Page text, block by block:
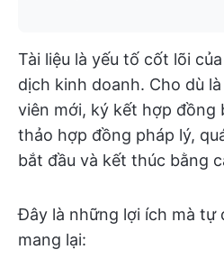
Tài liệu là yếu tố cốt lõi
dịch kinh doanh. Cho dù
viên mới, ký kết hợp đồng
thảo hợp đồng pháp lý,
bắt đầu và kết thúc bằng
Đây là những lợi ích mà tự
mang lại: